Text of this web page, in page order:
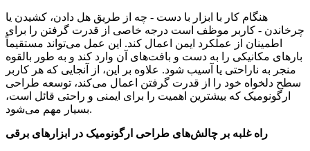
هنگام کار با ابزار با دست - چه از طریق هل دادن، کشیدن یا
چرخاندن - کاربر موظف است درجه خاصی از قدرت گرفتن را برای
اطمینان از عملکرد ایمن اعمال کند. این عمل می‌تواند مستقیماً
بارهای مکانیکی را به دست و بافت‌های آن وارد کند و به طور بالقوه
منجر به ناراحتی یا آسیب شود. علاوه بر این، از آنجایی که هر کاربر
سطح دلخواه خود را از قدرت گرفتن اعمال می‌کند، توسعه طراحی
ارگونومیک که بیشترین اهمیت را برای ایمنی و راحتی قائل است،
بسیار مهم می‌شود.
راه غلبه بر چالش‌های طراحی ارگونومیک در ابزارهای برقی